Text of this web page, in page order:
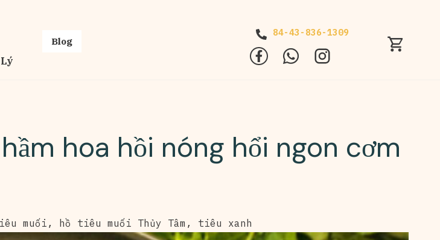
Blog
84-43-836-1309
hoa hồi nóng hổi ngon cơm
muối, hồ tiêu muối Thủy Tâm , tiêu xanh